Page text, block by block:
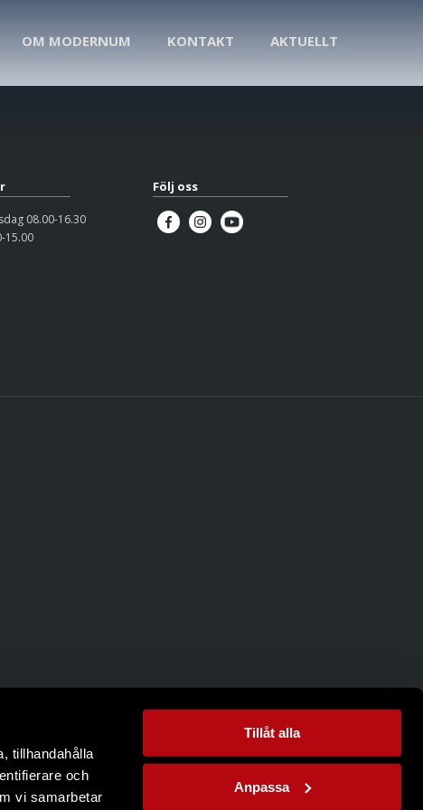
tillhandahålla
och
vi samarbetar
Tillåt alla
Anpassa
OM MODERNUM KONTAKT AKTUELLT
08.00-16.30
15.00
Följ oss